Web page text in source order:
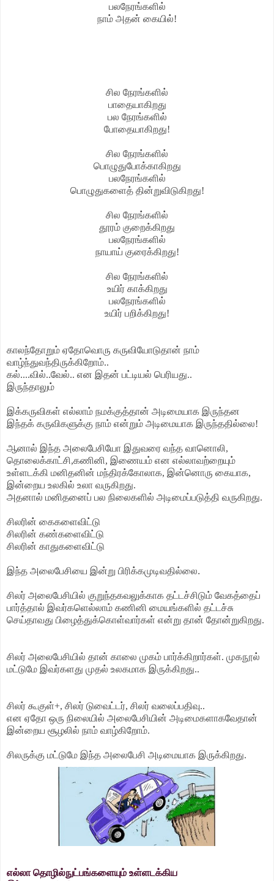
பலநேரங்களில்
நாம் அதன் கையில்!
சில நேரங்களில்
பாதையாகிறது
பல நேரங்களில்
போதையாகிறது!
சில நேரங்களில்
பொழுதுபோக்காகிறது
பலநேரங்களில்
பொழுதுகளைத் தின்றுவிடுகிறது!
சில நேரங்களில்
தூரம் குறைக்கிறது
பலநேரங்களில்
நாயாய் குரைக்கிறது!
சில நேரங்களில்
உயிர் காக்கிறது
பலநேரங்களில்
உயிர் பறிக்கிறது!
காலந்தோறும் ஏதோவொரு கருவியோடுதான் நாம்
வாழ்ந்துவந்திருக்கிறோம்..
கல்....வில்..வேல்.. என இதன் பட்டியல் பெரியது..
இருந்தாலும்
இக்கருவிகள் எல்லாம் நமக்குத்தான் அடிமையாக இருந்தன
இந்தக் கருவிகளுக்கு நாம் என்றும் அடிமையாக இருந்ததில்லை!
ஆனால் இந்த அலைபேசியோ இதுவரை வந்த வானொலி,
தொலைக்காட்சி,கணினி, இணையம் என எல்லாவற்றையும்
உள்ளடக்கி மனிதனின் மந்திரக்கோலாக, இன்னொரு கையாக,
இன்றைய உலகில் உலா வருகிறது.
அதனால் மனிதனைப் பல நிலைகளில் அடிமைப்படுத்தி வருகிறது.
சிலரின் கைகளைவிட்டு
சிலரின் கண்களைவிட்டு
சிலரின் காதுகளைவிட்டு
இந்த அலைபேசியை இன்று பிரிக்கமுடிவதில்லை.
சிலர் அலைபேசியில் குறுந்தகவலுக்காக தட்டச்சிடும் வேகத்தைப்
பார்த்தால் இவர்களெல்லாம் கணினி மையங்களில் தட்டச்சு
செய்தாவது பிழைத்துக்கொள்வார்கள் என்று தான் தோன்றுகிறது.
சிலர் அலைபேசியில் தான் காலை முகம் பார்க்கிறார்கள். முகநூல்
மட்டுமே இவர்களது முதல் உலகமாக இருக்கிறது..
சிலர் கூகுள்+, சிலர் டுவைட்டர், சிலர் வலைப்பதிவு..
என ஏதோ ஒரு நிலையில் அலைபேசியின் அடிமைகளாகவேதான்
இன்றைய சூழலில் நாம் வாழ்கிறோம்.
சிலருக்கு மட்டுமே இந்த அலைபேசி அடிமையாக இருக்கிறது.
எல்லா தொழில்நுட்பங்களையும் உள்ளடக்கிய